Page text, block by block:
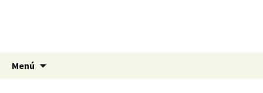
La Yunta de Tepic
La nueva opción en información
Menú